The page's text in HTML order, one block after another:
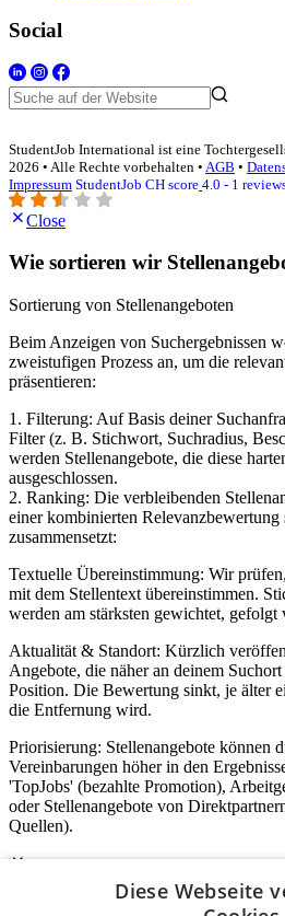
Social
StudentJob International ist eine
2026 • Alle Rechte vorbehalten • AGB •
Impressum StudentJob CH score 4.0 - 1
Close
Wie sortieren wir
Sortierung von Stellenangeboten
Beim Anzeigen von Suchergebnissen
zweistufigen Prozess an, um die
präsentieren:
1. Filterung: Auf Basis deiner
Filter (z. B. Stichwort, Suchradius,
werden Stellenangebote, die diese
ausgeschlossen.
2. Ranking: Die verbleibenden
einer kombinierten
zusammensetzt:
Textuelle Übereinstimmung: Wir
mit dem Stellentext übereinstimmen.
werden am stärksten gewichtet,
Aktualität & Standort: Kürzlich
Angebote, die näher an deinem
Position. Die Bewertung sinkt, je älter
die Entfernung wird.
Priorisierung: Stellenangebote können
Vereinbarungen höher in den
'TopJobs' (bezahlte Promotion),
oder Stellenangebote von
Quellen).
Login für Unternehmen
Diese Webseite